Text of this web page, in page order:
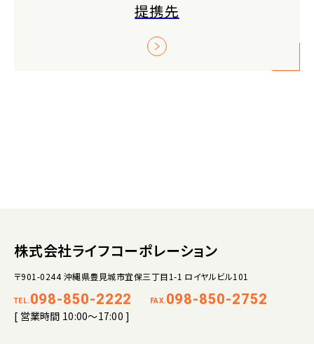
提携先
株式会社ライフコーポレーション
〒901-0244 沖縄県豊見城市宜保三丁目1-1 ロイヤルビル101
TEL. 098-850-2222 FAX. 098-850-2752
[ 営業時間 10:00～17:00 ]